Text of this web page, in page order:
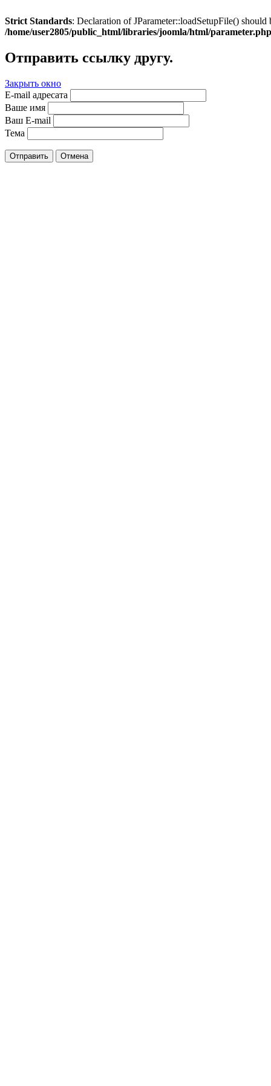
Strict Standards: Declaration of JParameter::loadSetupFile()
/home/user2805/public_html/libraries/joomla/html/parameter.php
Отправить ссылку другу.
Закрыть окно
E-mail адресата
Ваше имя
Ваш E-mail
Тема
Отправить Отмена